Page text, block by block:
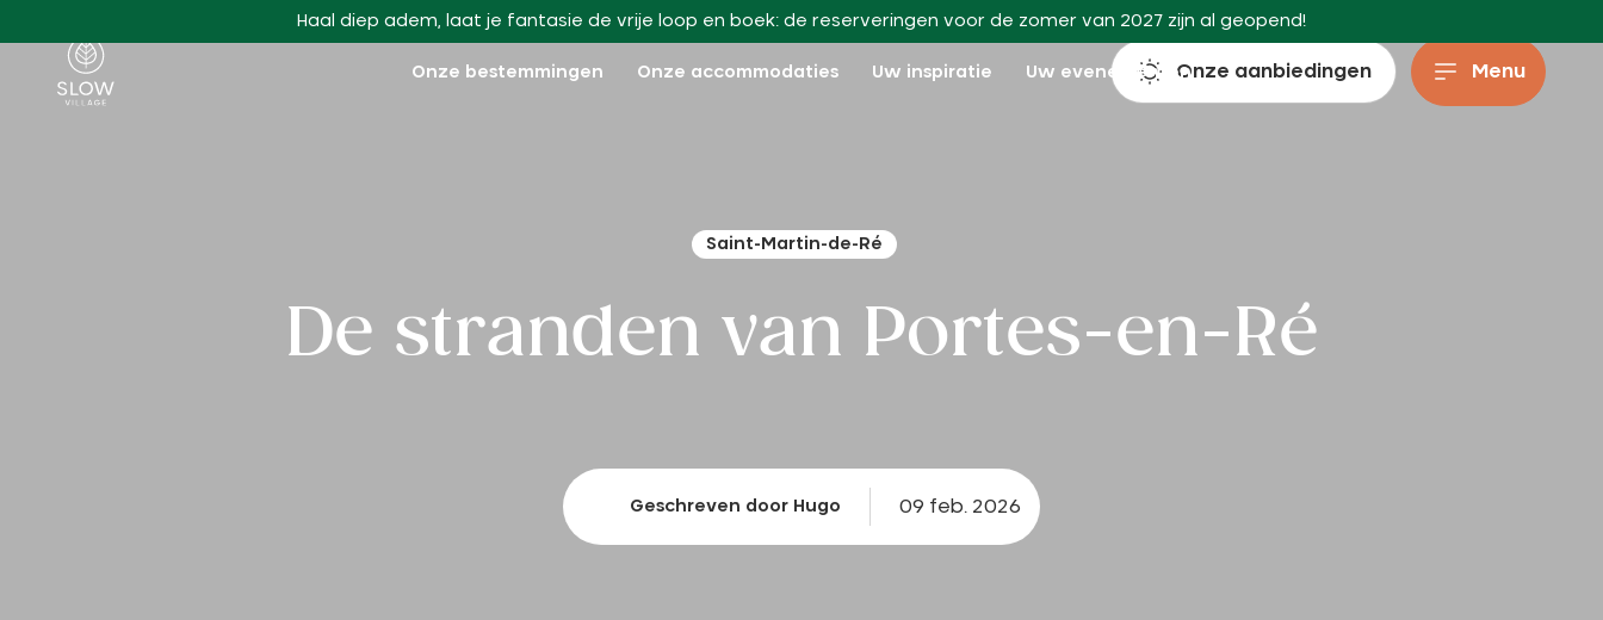
Haal diep adem, laat je fantasie de vrije loop en boek: de reserveringen voor de zomer van 2027 zijn al geopend!
Langzaam dorp
Onze bestemmingen Onze accommodaties Uw inspiratie Uw evenementenOnze aanbiedingen Menu
Saint-Martin-de-Ré
De stranden van Portes-en-Ré
Geschreven door Hugo 09 feb. 2026